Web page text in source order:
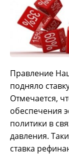
Правление
подняло
Отмечается,
обеспечения
политики в
давления.
ставка